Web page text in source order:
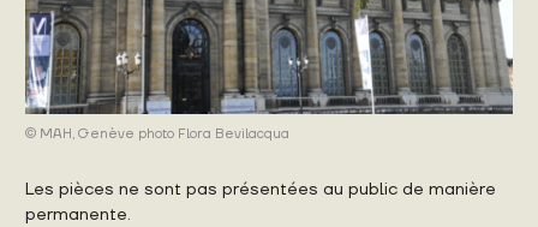
© MAH, Genève photo Flora Bevilacqua
Les pièces ne sont pas présentées au public de manière
permanente.